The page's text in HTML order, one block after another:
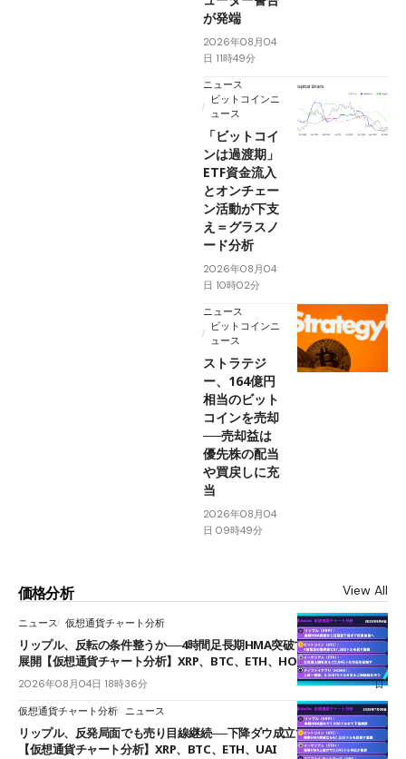
が発端
2026年08月04
日 11時49分
ニュース
ビットコインニ
ュース
「ビットコイ
ンは過渡期」
ETF資金流入
とオンチェー
ン活動が下支
え＝グラスノ
ード分析
2026年08月04
日 10時02分
ニュース
ビットコインニ
ュース
ストラテジ
ー、164億円
相当のビット
コインを売却
──売却益は
優先株の配当
や買戻しに充
当
2026年08月04
日 09時49分
価格分析 View All
ニュース 仮想通貨チャート分析
リップル、反転の条件整うか──4時間足長期HMA突破で雲下端を目指す
展開【仮想通貨チャート分析】XRP、BTC、ETH、HOME
2026年08月04日 18時36分
仮想通貨チャート分析 ニュース
リップル、反発局面でも売り目線継続──下降ダウ成立で下値追う展開
【仮想通貨チャート分析】XRP、BTC、ETH、UAI